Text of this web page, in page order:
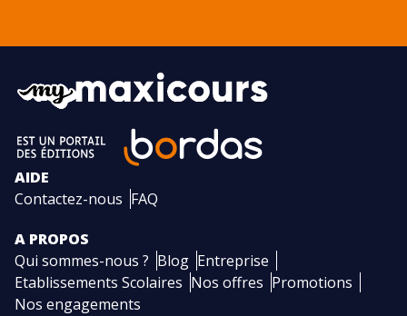
AIDE
Contactez-nous FAQ
A PROPOS
Qui sommes-nous ? Blog Entreprise
Etablissements Scolaires Nos offres Promotions
Nos engagements